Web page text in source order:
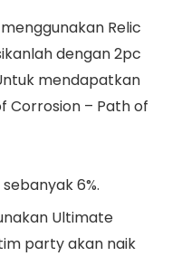
Relic
dengan 2pc
mendapatkan
Corrosion – Path of
6%.
Ultimate
party akan naik